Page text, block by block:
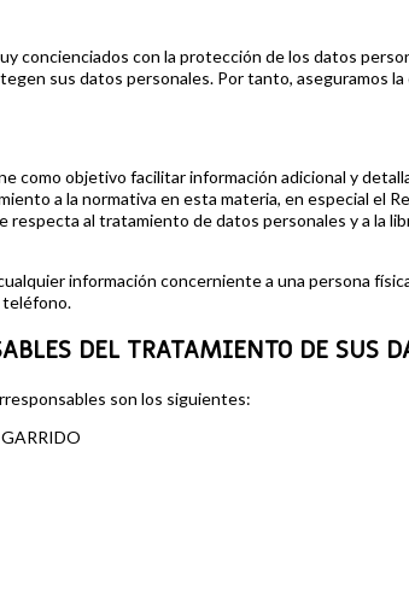
concienciados con la protección de los datos
sus datos personales. Por tanto, aseguramos
como objetivo facilitar información adicional y
a la normativa en esta materia, en especial el
respecta al tratamiento de datos personales y a la
información concerniente a una persona
teléfono.
DEL TRATAMIENTO DE SUS
son los siguientes: